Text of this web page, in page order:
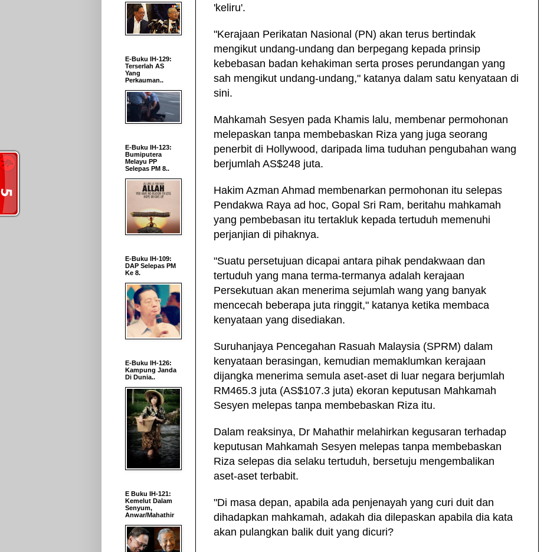
'keliru'.
"Kerajaan Perikatan Nasional (PN) akan terus bertindak
mengikut undang-undang dan berpegang kepada prinsip
kebebasan badan kehakiman serta proses perundangan yang
sah mengikut undang-undang," katanya dalam satu kenyataan di
sini.
Mahkamah Sesyen pada Khamis lalu, membenar permohonan
melepaskan tanpa membebaskan Riza yang juga seorang
penerbit di Hollywood, daripada lima tuduhan pengubahan wang
berjumlah AS$248 juta.
Hakim Azman Ahmad membenarkan permohonan itu selepas
Pendakwa Raya ad hoc, Gopal Sri Ram, beritahu mahkamah
yang pembebasan itu tertakluk kepada tertuduh memenuhi
perjanjian di pihaknya.
"Suatu persetujuan dicapai antara pihak pendakwaan dan
tertuduh yang mana terma-termanya adalah kerajaan
Persekutuan akan menerima sejumlah wang yang banyak
mencecah beberapa juta ringgit," katanya ketika membaca
kenyataan yang disediakan.
Suruhanjaya Pencegahan Rasuah Malaysia (SPRM) dalam
kenyataan berasingan, kemudian memaklumkan kerajaan
dijangka menerima semula aset-aset di luar negara berjumlah
RM465.3 juta (AS$107.3 juta) ekoran keputusan Mahkamah
Sesyen melepas tanpa membebaskan Riza itu.
Dalam reaksinya, Dr Mahathir melahirkan kegusaran terhadap
keputusan Mahkamah Sesyen melepas tanpa membebaskan
Riza selepas dia selaku tertuduh, bersetuju mengembalikan
aset-aset terbabit.
"Di masa depan, apabila ada penjenayah yang curi duit dan
dihadapkan mahkamah, adakah dia dilepaskan apabila dia kata
akan pulangkan balik duit yang dicuri?
E-Buku IH-129:
Terserlah AS
Yang
Perkauman..
E-Buku IH-123:
Bumiputera
Melayu PP
Selepas PM 8..
E-Buku IH-109:
DAP Selepas PM
Ke 8.
E-Buku IH-126:
Kampung Janda
Di Dunia..
E Buku IH-121:
Kemelut Dalam
Senyum,
Anwar/Mahathir